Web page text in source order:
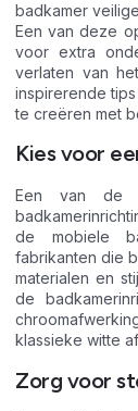
badkamer
Een van deze
voor extra
verlaten van
inspirerende
te creëren met
Kies voor
Een van de
de mobiele
fabrikanten die
materialen en
de
klassieke witte
Zorg voor